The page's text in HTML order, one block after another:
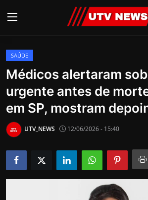
AO VIVO
PIRACICABA
CAMPINAS
LIMEIRA
ESPIRITO SANTO
SAÚDE
Médicos alertaram
urgente antes de
em SP, mostram
UTV_NEWS 12/06/2026 - 15:40